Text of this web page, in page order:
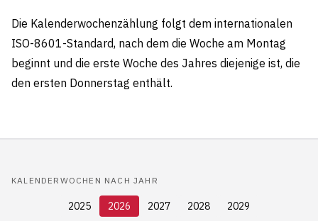
Die Kalenderwochenzählung folgt dem internationalen
ISO-8601-Standard, nach dem die Woche am Montag
beginnt und die erste Woche des Jahres diejenige ist, die
den ersten Donnerstag enthält.
KALENDERWOCHEN NACH JAHR
2025 2026 2027 2028 2029